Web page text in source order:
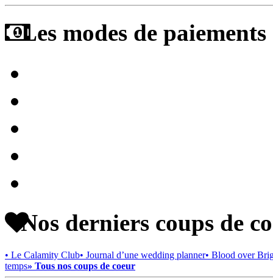
Les modes de
Nos derniers coups de
• Le Calamity Club• Journal d’une wedding planner• Blood over
temps» Tous nos coups de coeur